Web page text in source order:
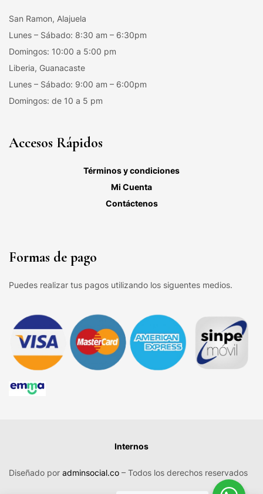
San Ramon, Alajuela
Lunes – Sábado: 8:30 am – 6:30pm
Domingos: 10:00 a 5:00 pm
Liberia, Guanacaste
Lunes – Sábado: 9:00 am – 6:00pm
Domingos: de 10 a 5 pm
Accesos Rápidos
Términos y condiciones
Mi Cuenta
Contáctenos
Formas de pago
Puedes realizar tus pagos utilizando los siguentes medios.
Diseñado por adminsocial.co – Todos los derechos reservados
Internos